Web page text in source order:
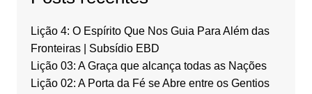
Lição 4: O Espírito Que Nos Guia Para Além das
Fronteiras | Subsídio EBD
Lição 03: A Graça que alcança todas as Nações
Lição 02: A Porta da Fé se Abre entre os Gentios